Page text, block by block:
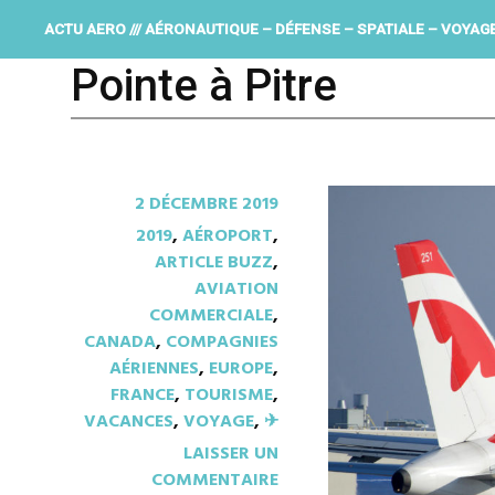
ACTU AERO /// AÉRONAUTIQUE – DÉFENSE – SPATIALE –
Pointe à Pitre
2 DÉCEMBRE 2019
2019,AÉROPORT,
ARTICLE BUZZ,
AVIATION
COMMERCIALE,
CANADA, COMPAGNIES
AÉRIENNES, EUROPE,
FRANCE, TOURISME,
VACANCES,VOYAGE, ✈︎
LAISSER UN
COMMENTAIRE